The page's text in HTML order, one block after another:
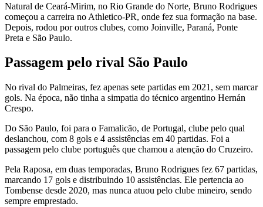
Natural de Ceará-Mirim, no Rio Grande do Norte, Bruno Rodrigues
começou a carreira no Athletico-PR, onde fez sua formação na base.
Depois, rodou por outros clubes, como Joinville, Paraná, Ponte
Preta e São Paulo.
Passagem pelo rival São Paulo
No rival do Palmeiras, fez apenas sete partidas em 2021, sem marcar
gols. Na época, não tinha a simpatia do técnico argentino Hernán
Crespo.
Do São Paulo, foi para o Famalicão, de Portugal, clube pelo qual
deslanchou, com 8 gols e 4 assistências em 40 partidas. Foi a
passagem pelo clube português que chamou a atenção do Cruzeiro.
Pela Raposa, em duas temporadas, Bruno Rodrigues fez 67 partidas,
marcando 17 gols e distribuindo 10 assistências. Ele pertencia ao
Tombense desde 2020, mas nunca atuou pelo clube mineiro, sendo
sempre emprestado.